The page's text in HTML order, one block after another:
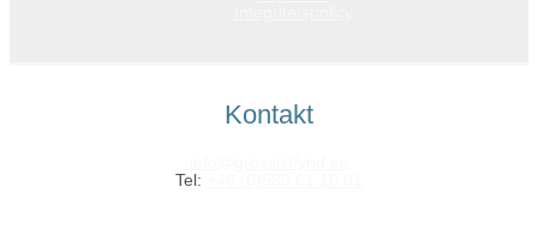
Kontakt
Tel: